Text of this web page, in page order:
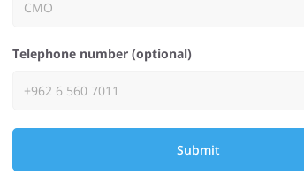
Telephone number (optional)
Submit